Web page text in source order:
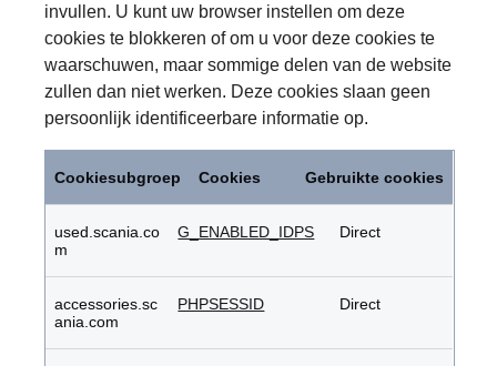
invullen. U kunt uw browser instellen om deze
cookies te blokkeren of om u voor deze cookies te
waarschuwen, maar sommige delen van de website
zullen dan niet werken. Deze cookies slaan geen
persoonlijk identificeerbare informatie op.
cookies
Cookiesubgroep Cookies Gebruikte cookies
used.scania.co
m
G_ENABLED_IDPS Direct
accessories.sc
ania.com
PHPSESSID Direct